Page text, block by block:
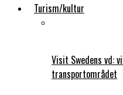
Turism/kultur
Visit Swedens vd:
transportområdet